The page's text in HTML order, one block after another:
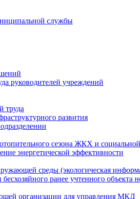
службы
руководителей учреждений
труда
развития
сезона ЖКХ и
энергетической эффективности
среды (экологическая
ранее учтенного объекта
организации для управления МКД